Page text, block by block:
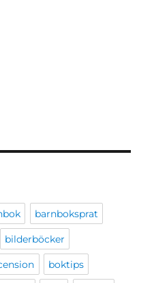
barnboksprat
bilderböcker
boktips